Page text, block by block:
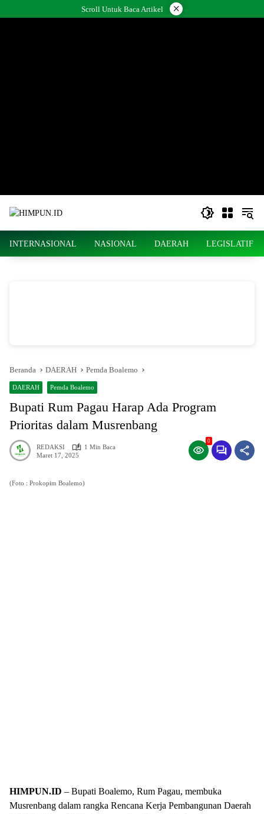
ke
Scroll Untuk Baca Artikel ×
INTERNASIONAL NASIONAL DAERAH LEGISLATIF
Beranda DAERAH Pemda Boalemo
DAERAH Pemda Boalemo
Bupati Rum Pagau Harap Ada Program
Prioritas dalam Musrenbang
REDAKSI
1 Min Baca
Maret 17, 2025
0
(Foto : Prokopim Boalemo)
HIMPUN.ID – Bupati Boalemo, Rum Pagau, membuka
Musrenbang dalam rangka Rencana Kerja Pembangunan Daerah